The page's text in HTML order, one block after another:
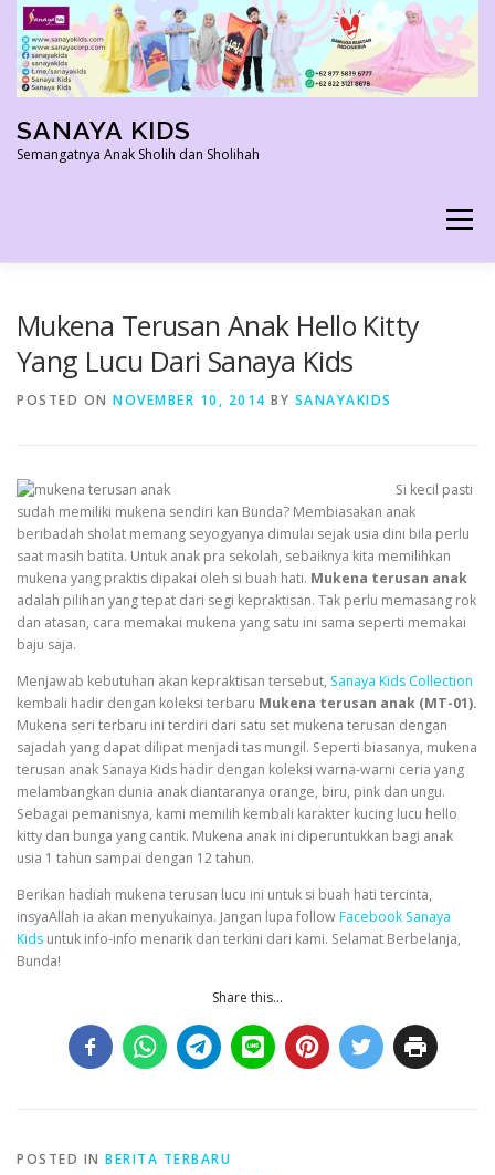
Skip
content
SANAYA KIDS
Semangatnya Anak Sholih dan Sholihah
Menu
Mukena Terusan Anak Hello Kitty
Yang Lucu Dari Sanaya Kids
POSTED ON NOVEMBER 10, 2014 BY SANAYAKIDS
Si kecil pasti
sudah memiliki mukena sendiri kan Bunda? Membiasakan anak
beribadah sholat memang seyogyanya dimulai sejak usia dini bila perlu
saat masih batita. Untuk anak pra sekolah, sebaiknya kita memilihkan
mukena yang praktis dipakai oleh si buah hati. Mukena terusan anak
adalah pilihan yang tepat dari segi kepraktisan. Tak perlu memasang rok
dan atasan, cara memakai mukena yang satu ini sama seperti memakai
baju saja.
Menjawab kebutuhan akan kepraktisan tersebut, Sanaya Kids Collection
kembali hadir dengan koleksi terbaru Mukena terusan anak (MT-01).
Mukena seri terbaru ini terdiri dari satu set mukena terusan dengan
sajadah yang dapat dilipat menjadi tas mungil. Seperti biasanya, mukena
terusan anak Sanaya Kids hadir dengan koleksi warna-warni ceria yang
melambangkan dunia anak diantaranya orange, biru, pink dan ungu.
Sebagai pemanisnya, kami memilih kembali karakter kucing lucu hello
kitty dan bunga yang cantik. Mukena anak ini diperuntukkan bagi anak
usia 1 tahun sampai dengan 12 tahun.
Berikan hadiah mukena terusan lucu ini untuk si buah hati tercinta,
insyaAllah ia akan menyukainya. Jangan lupa followFacebook Sanaya
Kids untuk info-info menarik dan terkini dari kami. Selamat Berbelanja,
Bunda!
Share this...
POSTED IN BERITA TERBARU